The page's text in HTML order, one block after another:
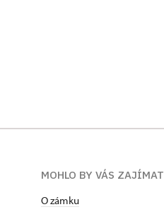
MOHLO BY VÁS ZAJÍMAT
​​​​​​O zámku